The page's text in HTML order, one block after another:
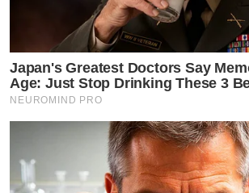
Japan's Greatest Doctors Say
Age: Just Stop Drinking These 3
NEUROMIND PRO